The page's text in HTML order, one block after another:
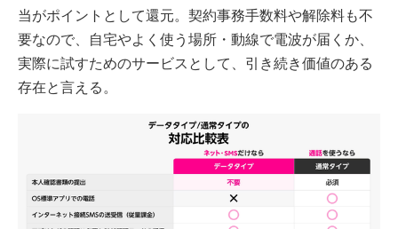
当がポイントとして還元。契約事務手数料や解除料も不
要なので、自宅やよく使う場所・動線で電波が届くか、
実際に試すためのサービスとして、引き続き価値のある
存在と言える。